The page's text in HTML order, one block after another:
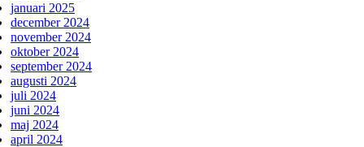
januari 2025
december 2024
november 2024
oktober 2024
september 2024
augusti 2024
juli 2024
juni 2024
maj 2024
april 2024